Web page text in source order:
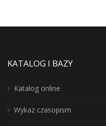
KATALOG I BAZY
Katalog online
Wykaz czasopism